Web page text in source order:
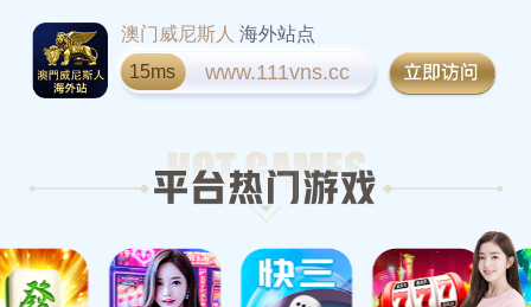
澳门威尼斯人 海外站点
15ms
www.111vns.cc